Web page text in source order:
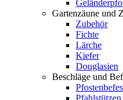
Gartenzäune und
Zubehör
Fichte
Lärche
Kiefer
Douglasien
Beschläge und